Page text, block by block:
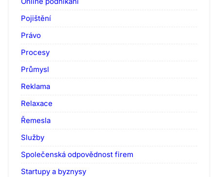
Pojištění
Právo
Procesy
Průmysl
Reklama
Relaxace
Řemesla
Služby
Společenská odpovědnost firem
Startupy a byznysy